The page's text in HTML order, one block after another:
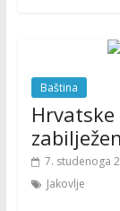
Baština
7. studenoga
Jakovlje